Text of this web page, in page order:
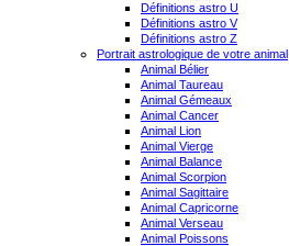
Définitions astro U
Définitions astro V
Définitions astro Z
Portrait astrologique de votre animal
Animal Bélier
Animal Taureau
Animal Gémeaux
Animal Cancer
Animal Lion
Animal Vierge
Animal Balance
Animal Scorpion
Animal Sagittaire
Animal Capricorne
Animal Verseau
Animal Poissons